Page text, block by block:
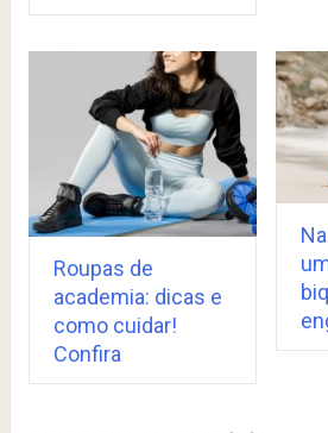
Roupas de
academia: dicas e
como cuidar!
Confira